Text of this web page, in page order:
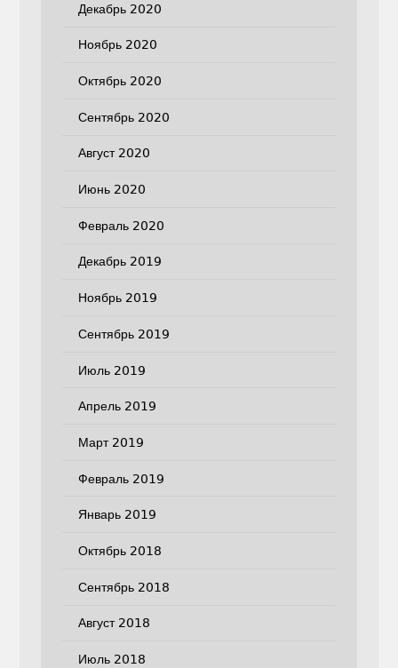
Декабрь 2020
Ноябрь 2020
Октябрь 2020
Сентябрь 2020
Август 2020
Июнь 2020
Февраль 2020
Декабрь 2019
Ноябрь 2019
Сентябрь 2019
Июль 2019
Апрель 2019
Март 2019
Февраль 2019
Январь 2019
Октябрь 2018
Сентябрь 2018
Август 2018
Июль 2018